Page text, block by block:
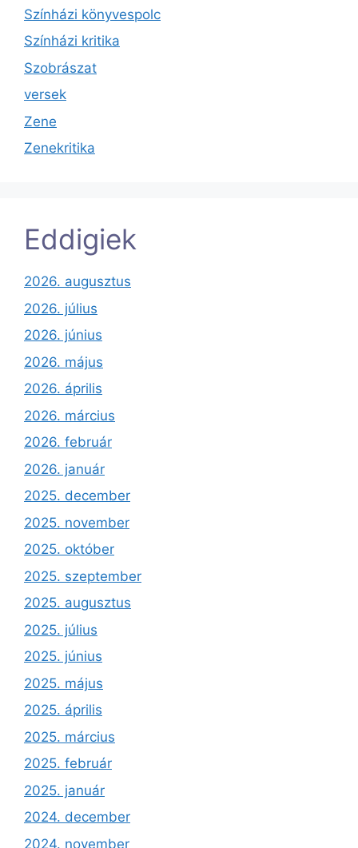
Színházi könyvespolc
Színházi kritika
Szobrászat
versek
Zene
Zenekritika
Eddigiek
2026. augusztus
2026. július
2026. június
2026. május
2026. április
2026. március
2026. február
2026. január
2025. december
2025. november
2025. október
2025. szeptember
2025. augusztus
2025. július
2025. június
2025. május
2025. április
2025. március
2025. február
2025. január
2024. december
2024. november